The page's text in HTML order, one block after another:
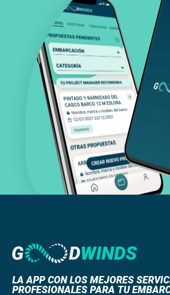
LA APP CON LOS MEJORES
PROFESIONALES PARA TU